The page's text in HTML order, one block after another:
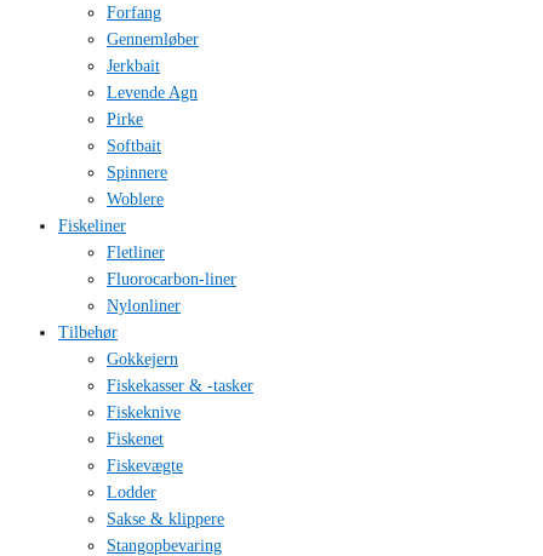
Forfang
Gennemløber
Jerkbait
Levende Agn
Pirke
Softbait
Spinnere
Woblere
Fiskeliner
Fletliner
Fluorocarbon-liner
Nylonliner
Tilbehør
Gokkejern
Fiskekasser & -tasker
Fiskeknive
Fiskenet
Fiskevægte
Lodder
Sakse & klippere
Stangopbevaring